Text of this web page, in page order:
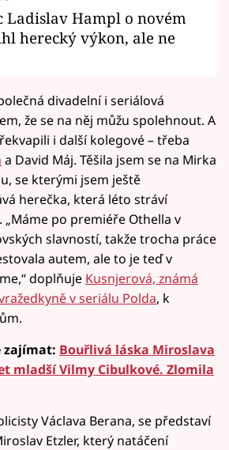
Ladislav Hampl o novém
herecký výkon, ale ne
divadelní i seriálová
že se na něj můžu spolehnout. A
i další kolegové – třeba
a David Máj. Těšila jsem se na Mirka
se kterými jsem ještě
herečka, která léto stráví
„Máme po premiéře Othella v
slavností, takže trocha práce
autem, ale to je teď v
doplňuje Kusnjerová, známá
v seriálu Polda, k
zajímat: Bouřlivá láska Miroslava
mladší Vilmy Cibulkové. Zlomila
Václava Berana, se představí
Etzler, který natáčení